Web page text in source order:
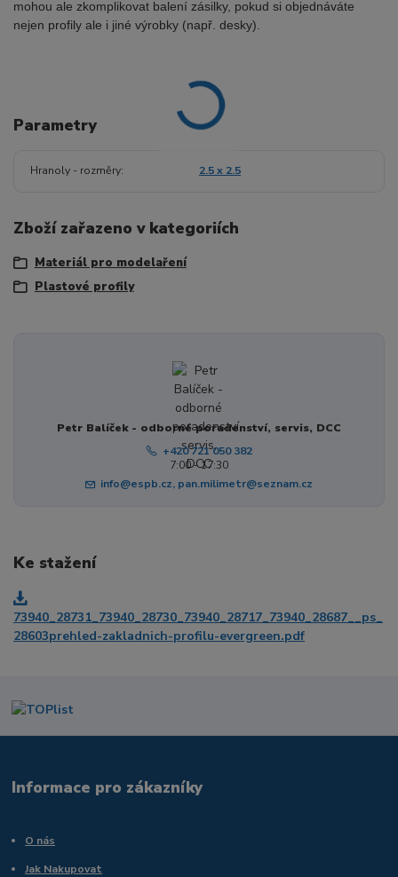
mohou ale zkomplikovat balení zásilky, pokud si objednáváte
nejen profily ale i jiné výrobky (např. desky).
Parametry
Hranoly - rozměry 2.5 x 2.5
Zboží zařazeno v kategoriích
Materiál pro modelaření
Plastové profily
Petr Balíček - odborné poradenství, servis, DCC
+420 721 050 382
7:00 - 17:30
info@espb.cz, pan.milimetr@seznam.cz
Ke stažení
73940_28731_73940_28730_73940_28717_73940_28687__ps_
28603prehled-zakladnich-profilu-evergreen.pdf
Informace pro zákazníky
O nás
Jak Nakupovat